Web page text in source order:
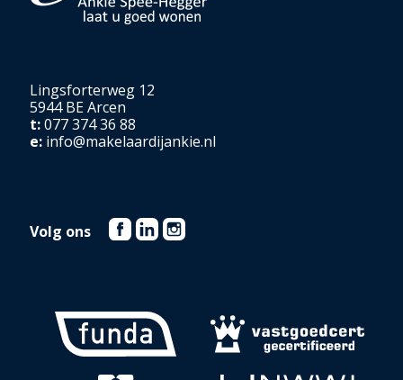
Lingsforterweg 12
5944 BE Arcen
t:077 374 36 88
e: info@makelaardijankie.nl
Volg ons